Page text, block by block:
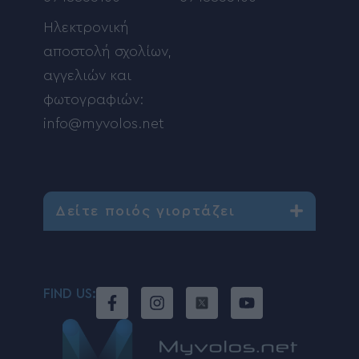
Ηλεκτρονική
αποστολή σχολίων,
αγγελιών και
φωτογραφιών:
info@myvolos.net
Δείτε ποιός γιορτάζει
FIND US: